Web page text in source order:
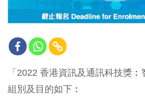
「2022 香港資訊及通訊科技獎
組別及目的如下︰